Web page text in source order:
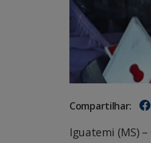
Compartilhar:
Iguatemi (MS)